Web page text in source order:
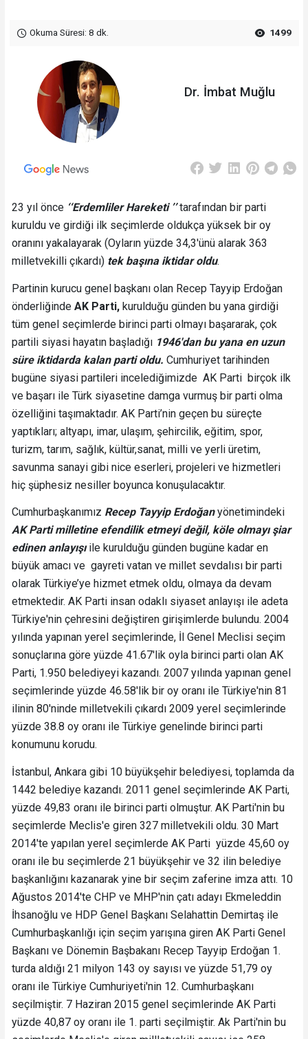
Okuma Süresi: 8 dk. 1499
Dr. İmbat Muğlu
23 yıl önce ‘‘Erdemliler Hareketi ’’tarafından bir parti
kuruldu ve girdiği ilk seçimlerde oldukça yüksek bir oy
oranını yakalayarak (Oyların yüzde 34,3'ünü alarak 363
milletvekilli çıkardı) tek başına iktidar oldu.
Partinin kurucu genel başkanı olan Recep Tayyip Erdoğan
önderliğinde AK Parti,kurulduğu günden bu yana girdiği
tüm genel seçimlerde birinci parti olmayı başararak, çok
partili siyasi hayatın başladığı 1946'dan bu yana en uzun
süre iktidarda kalan parti oldu. Cumhuriyet tarihinden
bugüne siyasi partileri incelediğimizde AK Parti birçok ilk
ve başarı ile Türk siyasetine damga vurmuş bir parti olma
özelliğini taşımaktadır. AK Parti’nin geçen bu süreçte
yaptıkları; altyapı, imar, ulaşım, şehircilik, eğitim, spor,
turizm, tarım, sağlık, kültür,sanat, milli ve yerli üretim,
savunma sanayi gibi nice eserleri, projeleri ve hizmetleri
hiç şüphesiz nesiller boyunca konuşulacaktır.
Cumhurbaşkanımız Recep Tayyip Erdoğanyönetimindeki
AK Parti milletine efendilik etmeyi değil, köle olmayı şiar
edinen anlayışıile kurulduğu günden bugüne kadar en
büyük amacı ve gayreti vatan ve millet sevdalısı bir parti
olarak Türkiye’ye hizmet etmek oldu, olmaya da devam
etmektedir. AK Parti insan odaklı siyaset anlayışı ile adeta
Türkiye'nin çehresini değiştiren girişimlerde bulundu. 2004
yılında yapınan yerel seçimlerinde, İl Genel Meclisi seçim
sonuçlarına göre yüzde 41.67'lik oyla birinci parti olan AK
Parti, 1.950 belediyeyi kazandı. 2007 yılında yapınan genel
seçimlerinde yüzde 46.58'lik bir oy oranı ile Türkiye'nin 81
ilinin 80'ninde milletvekili çıkardı 2009 yerel seçimlerinde
yüzde 38.8 oy oranı ile Türkiye genelinde birinci parti
konumunu korudu.
İstanbul, Ankara gibi 10 büyükşehir belediyesi, toplamda da
1442 belediye kazandı. 2011 genel seçimlerinde AK Parti,
yüzde 49,83 oranı ile birinci parti olmuştur. AK Parti'nin bu
seçimlerde Meclis'e giren 327 milletvekili oldu. 30 Mart
2014'te yapılan yerel seçimlerde AK Parti yüzde 45,60 oy
oranı ile bu seçimlerde 21 büyükşehir ve 32 ilin belediye
başkanlığını kazanarak yine bir seçim zaferine imza attı. 10
Ağustos 2014'te CHP ve MHP'nin çatı adayı Ekmeleddin
İhsanoğlu ve HDP Genel Başkanı Selahattin Demirtaş ile
Cumhurbaşkanlığı için seçim yarışına giren AK Parti Genel
Başkanı ve Dönemin Başbakanı Recep Tayyip Erdoğan 1.
turda aldığı 21 milyon 143 oy sayısı ve yüzde 51,79 oy
oranı ile Türkiye Cumhuriyeti'nin 12. Cumhurbaşkanı
seçilmiştir. 7 Haziran 2015 genel seçimlerinde AK Parti
yüzde 40,87 oy oranı ile 1. parti seçilmiştir. Ak Parti'nin bu